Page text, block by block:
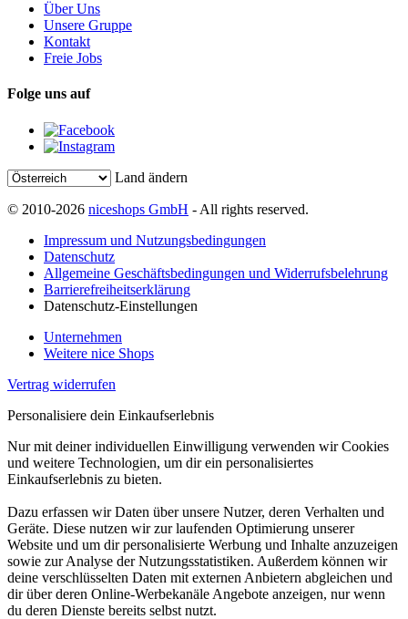
Über Uns
Unsere Gruppe
Kontakt
Freie Jobs
Folge uns auf
Land ändern
© 2010-2026 niceshops GmbH - All rights reserved.
Impressum und Nutzungsbedingungen
Datenschutz
Allgemeine Geschäftsbedingungen und Widerrufsbelehrung
Barrierefreiheitserklärung
Datenschutz-Einstellungen
Unternehmen
Weitere nice Shops
Vertrag widerrufen
Personalisiere dein Einkaufserlebnis
Nur mit deiner individuellen Einwilligung verwenden wir Cookies
und weitere Technologien, um dir ein personalisiertes
Einkaufserlebnis zu bieten.
Dazu erfassen wir Daten über unsere Nutzer, deren Verhalten und
Geräte. Diese nutzen wir zur laufenden Optimierung unserer
Website und um dir personalisierte Werbung und Inhalte anzuzeigen
sowie zur Analyse der Nutzungsstatistiken. Außerdem können wir
deine verschlüsselten Daten mit externen Anbietern abgleichen und
dir über deren Online-Werbekanäle Angebote anzeigen, nur wenn
du deren Dienste bereits selbst nutzt.